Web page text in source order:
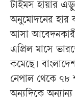
টাইমস হায়ার
অনুমোদনের হার
আসা
এপ্রিল মাসে
কমেছে।
নেপাল থেকে ৭৮
অন্যদিকে